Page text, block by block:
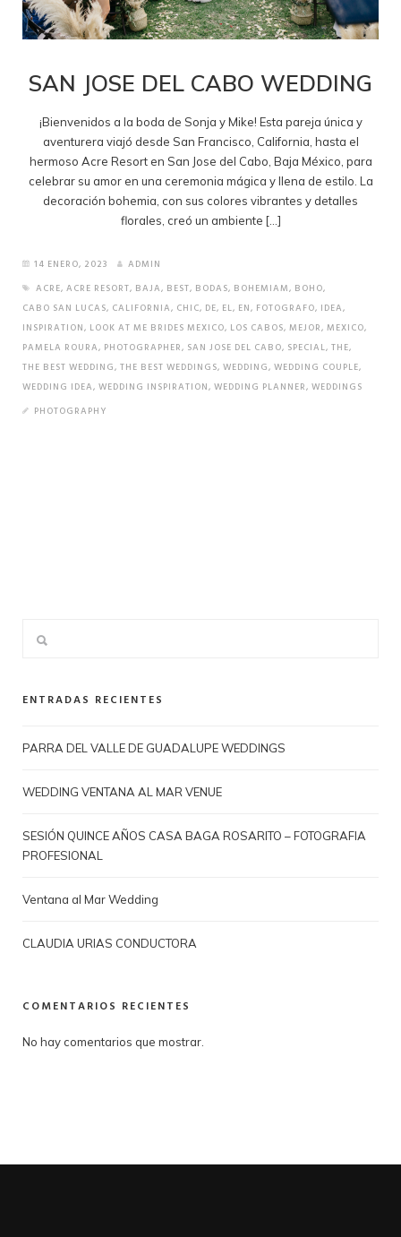
SAN JOSE DEL CABO WEDDING
¡Bienvenidos a la boda de Sonja y Mike! Esta pareja única y
aventurera viajó desde San Francisco, California, hasta el
hermoso Acre Resort en San Jose del Cabo, Baja México, para
celebrar su amor en una ceremonia mágica y llena de estilo. La
decoración bohemia, con sus colores vibrantes y detalles
florales, creó un ambiente […]
14 ENERO, 2023
ADMIN
ACRE, ACRE RESORT, BAJA, BEST, BODAS, BOHEMIAM, BOHO,
CABO SAN LUCAS, CALIFORNIA, CHIC, DE, EL, EN, FOTOGRAFO, IDEA,
INSPIRATION, LOOK AT ME BRIDES MEXICO, LOS CABOS, MEJOR, MEXICO,
PAMELA ROURA, PHOTOGRAPHER, SAN JOSE DEL CABO, SPECIAL, THE,
THE BEST WEDDING, THE BEST WEDDINGS, WEDDING, WEDDING COUPLE,
WEDDING IDEA, WEDDING INSPIRATION, WEDDING PLANNER, WEDDINGS
PHOTOGRAPHY
ENTRADAS RECIENTES
PARRA DEL VALLE DE GUADALUPE WEDDINGS
WEDDING VENTANA AL MAR VENUE
SESIÓN QUINCE AÑOS CASA BAGA ROSARITO – FOTOGRAFIA
PROFESIONAL
Ventana al Mar Wedding
CLAUDIA URIAS CONDUCTORA
COMENTARIOS RECIENTES
No hay comentarios que mostrar.